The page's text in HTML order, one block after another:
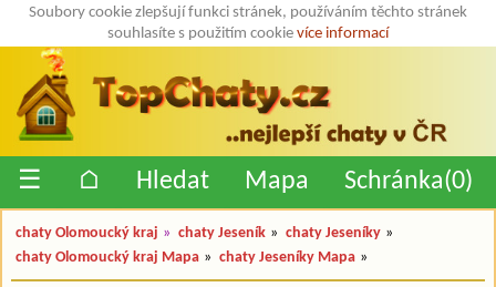
Soubory cookie zlepšují funkci stránek, používáním těchto stránek
souhlasíte s použitím cookie více informací
☰ ⌂ Hledat Mapa Schránka(0)
chaty Olomoucký kraj » chaty Jeseník » chaty Jeseníky »
chaty Olomoucký kraj Mapa » chaty Jeseníky Mapa »